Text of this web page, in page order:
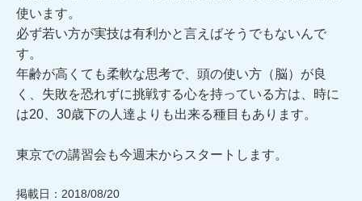
使います。
必ず若い方が実技は有利かと言えばそうでもないんで
す。
年齢が高くても柔軟な思考で、頭の使い方（脳）が良
く、失敗を恐れずに挑戦する心を持っている方は、時に
は20、30歳下の人達よりも出来る種目もあります。
東京での講習会も今週末からスタートします。
掲載日：2018/08/20